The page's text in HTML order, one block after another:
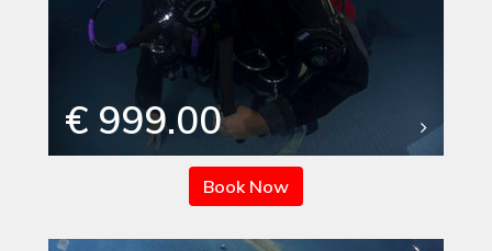
€ 999.00
Book Now